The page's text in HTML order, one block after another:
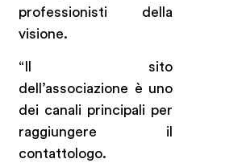
professionisti della
visione.
“Il sito
dell’associazione è uno
dei canali principali per
raggiungere il
contattologo.